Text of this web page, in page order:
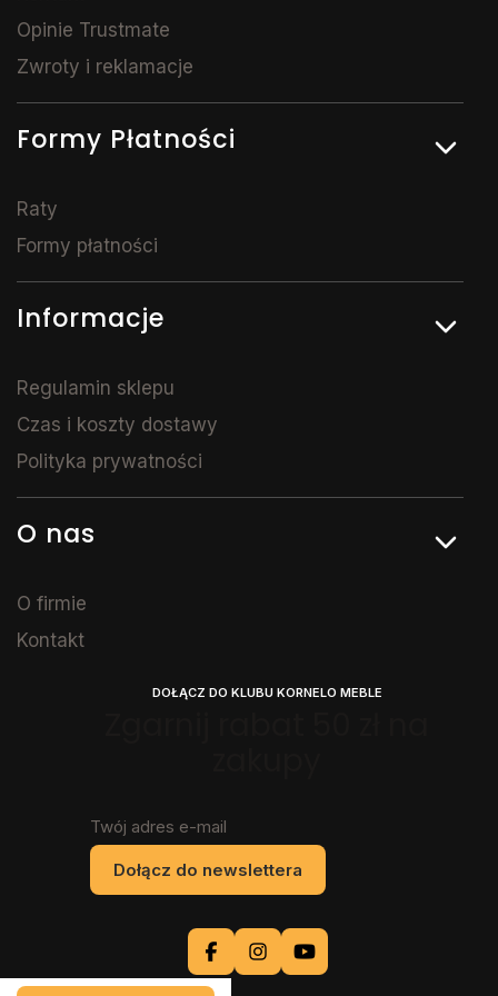
Opinie Trustmate
Zwroty i reklamacje
Formy Płatności
Raty
Formy płatności
Informacje
Regulamin sklepu
Czas i koszty dostawy
Polityka prywatności
O nas
O firmie
Kontakt
DOŁĄCZ DO KLUBU KORNELO MEBLE
Twój adres e-mail
Dołącz do newslettera